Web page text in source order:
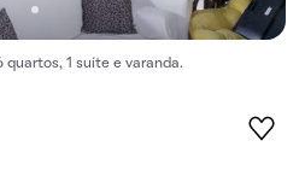
quartos, 1 suíte e varanda.